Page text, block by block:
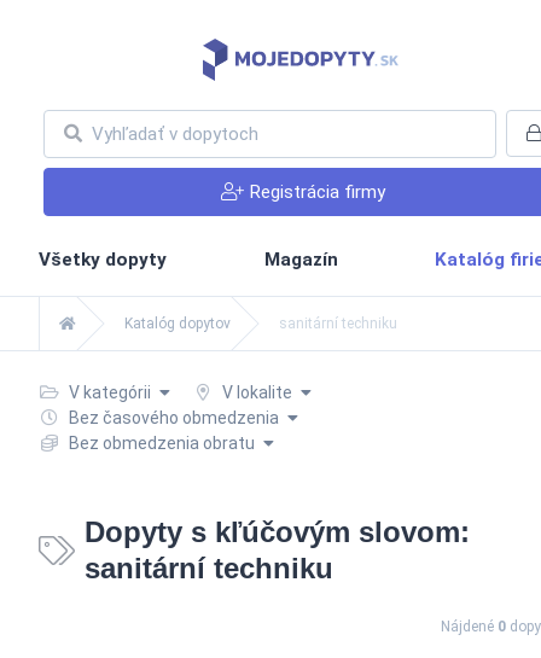
Registrácia firmy
Všetky dopyty Magazín Katalóg
Katalóg dopytov sanitární techniku
V kategórii
V lokalite
Bez časového obmedzenia
Bez obmedzenia obratu
Dopyty s kľúčovým slovom:
sanitární techniku
Nájdené 0